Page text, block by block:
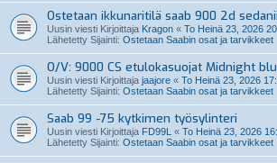
Ostetaan ikkunaritilä saab 900 2d
Uusin viesti Kirjoittaja Kragon « To Heinä 23, 2026
Lähetetty Sijainti: Ostetaan Saabin osat ja tarvikkeet
O/V: 9000 CS etulokasuojat Midnight
Uusin viesti Kirjoittaja jaajore « To Heinä 23, 2026
Lähetetty Sijainti: Ostetaan Saabin osat ja tarvikkeet
Saab 99 -75 kytkimen työsylinteri
Uusin viesti Kirjoittaja FD99L « To Heinä 23, 2026
Lähetetty Sijainti: Ostetaan Saabin osat ja tarvikkeet